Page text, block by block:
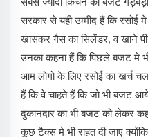
सरकार से यही उम्मीद हैं कि रसोई
खासकर गैस का सिलेंडर, व खाने
उनका कहना हैं कि पिछले बजट मे
आम लोगो के लिए रसोई का खर्च
हैं कि वे चाहते हैं कि जो भी बजट
दुकानदार का भी बजट को लेकर
कुछ टैक्स मे भी राहत दी जाए